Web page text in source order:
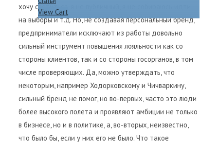
View Cart
хочу светиться, я не публичный, я не собираюсь идти
на выборы и т.д. Но, не создавая персональный бренд,
предприниматели исключают из работы довольно
сильный инструмент повышения лояльности как со
стороны клиентов, так и со стороны госорганов, в том
числе проверяющих. Да, можно утверждать, что
некоторым, например Ходорковскому и Чичваркину,
сильный бренд не помог, но во-первых, часто это люди
более высокого полета и проявляют амбиции не только
в бизнесе, но и в политике, а, во-вторых, неизвестно,
что было бы, если у них его не было. Что такое